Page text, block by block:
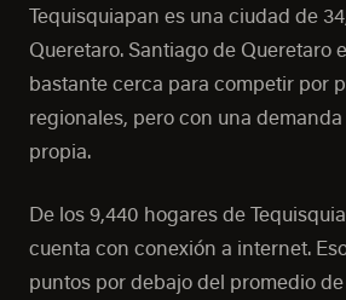
Tequisquiapan es una ciudad de
Queretaro. Santiago de Queretaro
bastante cerca para competir por
regionales, pero con una
propia.
De los 9,440 hogares de
cuenta con conexión a internet.
puntos por debajo del promedio